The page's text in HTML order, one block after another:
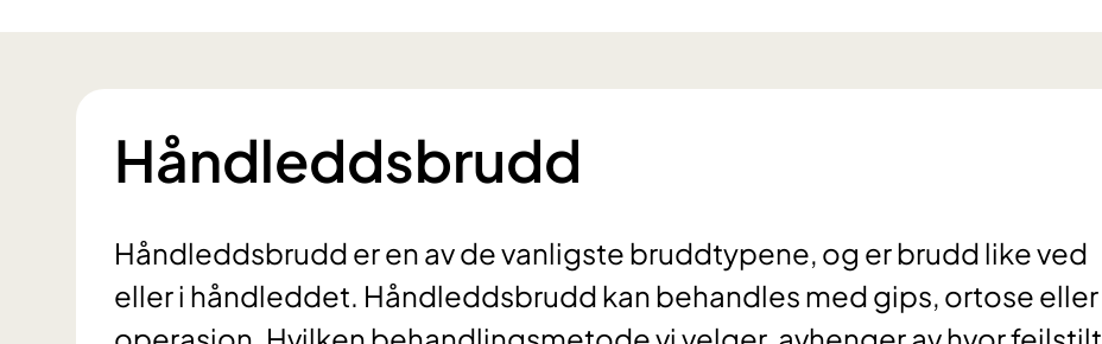
Håndleddsbrudd
Håndleddsbrudd er en av de vanligste bruddtypene, og er brudd like ved
eller i håndleddet. Håndleddsbrudd kan behandles med gips, ortose eller